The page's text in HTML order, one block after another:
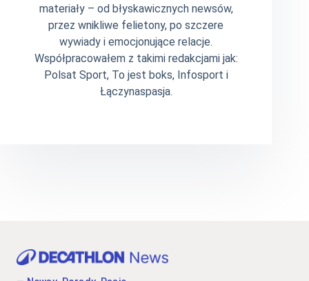
materiały – od błyskawicznych newsów,
przez wnikliwe felietony, po szczere
wywiady i emocjonujące relacje.
Współpracowałem z takimi redakcjami jak:
Polsat Sport, To jest boks, Infosport i
Łączynaspasja.